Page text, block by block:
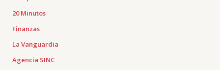
20 Minutos
Finanzas
La Vanguardia
Agencia SINC